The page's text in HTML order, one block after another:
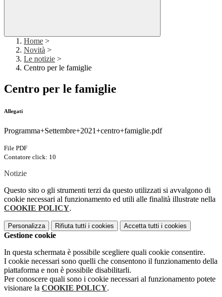
Home >
Novità >
Le notizie >
Centro per le famiglie
Centro per le famiglie
Allegati
Programma+Settembre+2021+centro+famiglie.pdf
File PDF
Contatore click: 10
Notizie
Questo sito o gli strumenti terzi da questo utilizzati si avvalgono di
cookie necessari al funzionamento ed utili alle finalità illustrate nella
COOKIE POLICY.
Personalizza Rifiuta tutti i cookies Accetta tutti i cookies
Gestione cookie
In questa schermata è possibile scegliere quali cookie consentire.
I cookie necessari sono quelli che consentono il funzionamento della
piattaforma e non è possibile disabilitarli.
Per conoscere quali sono i cookie necessari al funzionamento potete
visionare la COOKIE POLICY.